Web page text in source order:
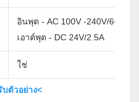
อินพุต - AC 100V -240V/60Hz
เอาต์พุต - DC 24V/2.5A
ใช่
บตัวอย่าง<